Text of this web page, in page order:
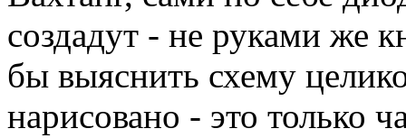
создадут - не руками же
бы выяснить схему
нарисовано - это только